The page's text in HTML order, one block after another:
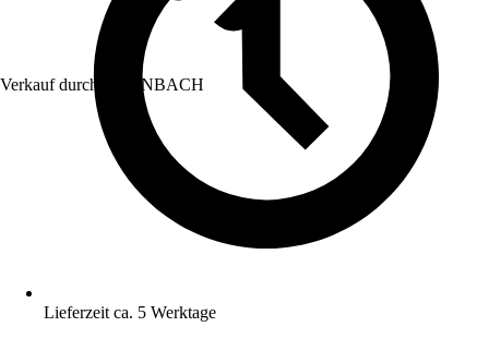
Verkauf durch: HORNBACH
Lieferzeit ca. 5 Werktage